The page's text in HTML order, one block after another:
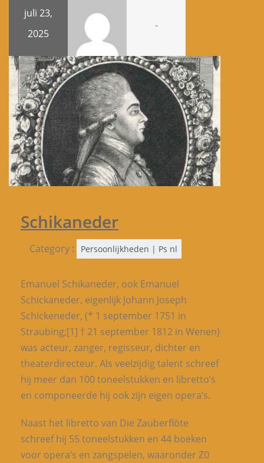
juli 23,
2025
-
Schikaneder
Category : Persoonlijkheden | Ps nl
Emanuel Schikaneder, ook Emanuel
Schickaneder, eigenlijk Johann Joseph
Schickeneder, (* 1 september 1751 in
Straubing;[1] † 21 september 1812 in Wenen)
was acteur, zanger, regisseur, dichter en
theaterdirecteur. Als veelzijdig talent schreef
hij meer dan 100 toneelstukken en libretto’s
en componeerde hij ook zijn eigen opera’s.
Naast het libretto van Die Zauberflöte
schreef hij 55 toneelstukken en 44 boeken
voor opera’s en zangspelen, waaronder Z0